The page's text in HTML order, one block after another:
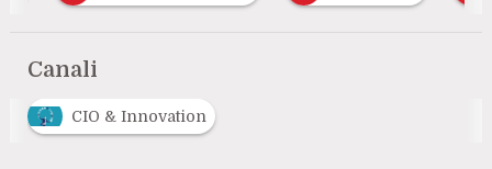
Canali
CIO & Innovation